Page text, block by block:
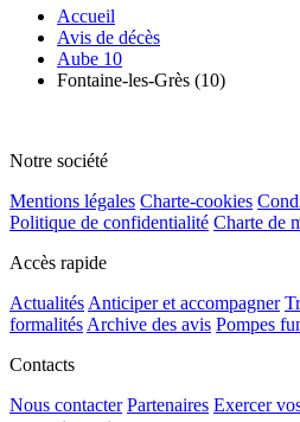
Accueil
Avis de décès
Aube 10
Fontaine-les-Grès (10)
Notre société
Mentions légales Charte-cookies
Politique de confidentialité Charte de
Accès rapide
Actualités Anticiper et accompagner
formalités Archive des avis Pompes
Contacts
Nous contacter Partenaires Exercer